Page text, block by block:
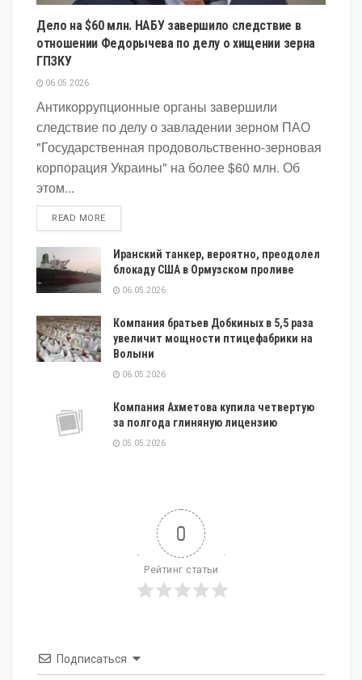
Дело на $60 млн. НАБУ завершило следствие в
отношении Федорычева по делу о хищении зерна
ГПЗКУ
06.05.2026
Антикоррупционные органы завершили
следствие по делу о завладении зерном ПАО
"Государственная продовольственно-зерновая
корпорация Украины" на более $60 млн. Об
этом...
READ MOREDETAILS
Иранский танкер, вероятно, преодолел
блокаду США в Ормузском проливе
06.05.2026
Компания братьев Добкиных в 5,5 раза
увеличит мощности птицефабрики на
Волыни
06.05.2026
Компания Ахметова купила четвертую
за полгода глиняную лицензию
05.05.2026
0
Рейтинг статьи
Подписаться